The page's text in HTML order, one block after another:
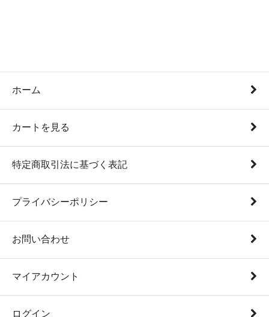
ホーム
カートを見る
特定商取引法に基づく表記
プライバシーポリシー
お問い合わせ
マイアカウント
ログイン